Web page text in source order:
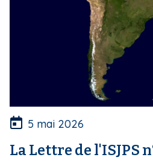
5 mai 2026
La Lettre de l'ISJPS